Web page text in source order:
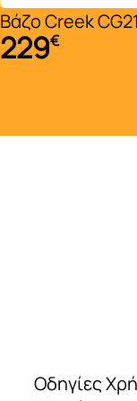
Βάζο Creek
229€
Οδηγίες